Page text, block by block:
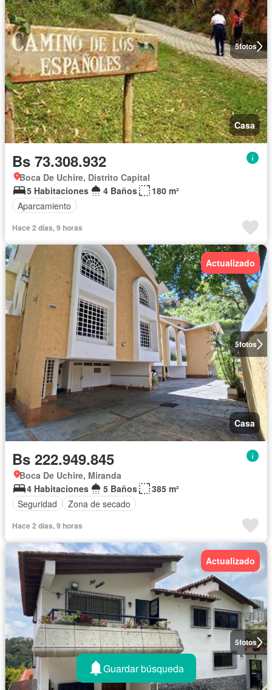
5fotos
Casa
Bs 73.308.932
Boca De Uchire, Distrito Capital
5 Habitaciones
4 Baños
180 m²
Aparcamiento
Hace 2 días, 9 horas
5fotos
Actualizado
Casa
Bs 222.949.845
Boca De Uchire, Miranda
4 Habitaciones
5 Baños
385 m²
Seguridad
Zona de secado
Hace 2 días, 9 horas
5fotos
Actualizado
Guardar búsqueda